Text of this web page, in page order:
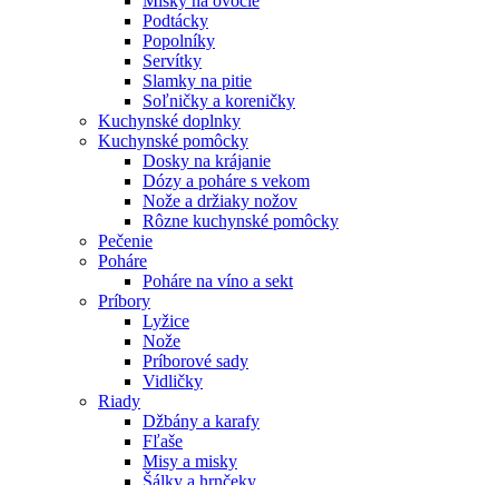
Podtácky
Popolníky
Servítky
Slamky na pitie
Soľničky a koreničky
Kuchynské doplnky
Kuchynské pomôcky
Dosky na krájanie
Dózy a poháre s vekom
Nože a držiaky nožov
Rôzne kuchynské pomôcky
Pečenie
Poháre
Poháre na víno a sekt
Príbory
Lyžice
Nože
Príborové sady
Vidličky
Riady
Džbány a karafy
Fľaše
Misy a misky
Šálky a hrnčeky